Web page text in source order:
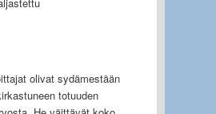
olivat sydämestään
totuuden